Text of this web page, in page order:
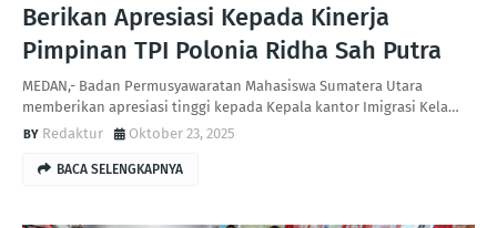
Berikan Apresiasi Kepada Kinerja
Pimpinan TPI Polonia Ridha Sah Putra
MEDAN,- Badan Permusyawaratan Mahasiswa Sumatera Utara
memberikan apresiasi tinggi kepada Kepala kantor Imigrasi Kela…
Redaktur
Oktober 23, 2025
BACA SELENGKAPNYA